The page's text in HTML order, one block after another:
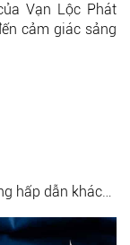
Vạn Lộc Phát
cảm giác sảng
hấp dẫn khác…